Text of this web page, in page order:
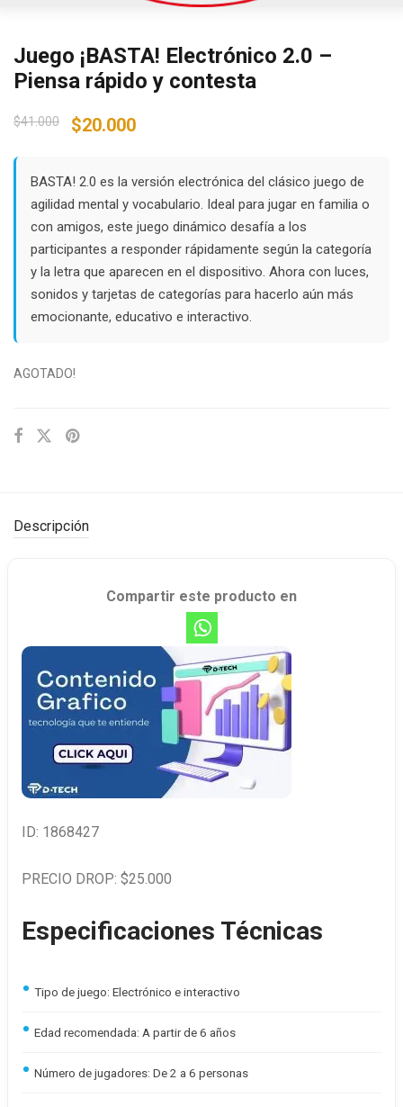
Juego ¡BASTA! Electrónico 2.0 –
Piensa rápido y contesta
$41.000
Original
$41.000.
$20.000Current
$20.000.
BASTA! 2.0 es la versión electrónica del clásico juego de
agilidad mental y vocabulario. Ideal para jugar en familia o
con amigos, este juego dinámico desafía a los
participantes a responder rápidamente según la categoría
y la letra que aparecen en el dispositivo. Ahora con luces,
sonidos y tarjetas de categorías para hacerlo aún más
emocionante, educativo e interactivo.
AGOTADO!
Descripción
Compartir este producto en
ID: 1868427
PRECIO DROP: $25.000
Especificaciones Técnicas
Tipo de juego: Electrónico e interactivo
Edad recomendada: A partir de 6 años
Número de jugadores: De 2 a 6 personas